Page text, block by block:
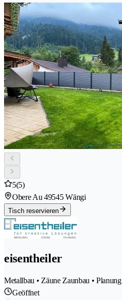
5(5)
Obere Au 49545 Wängi
Tisch reservieren
eisentheiler
Metallbau • Zäune Zaunbau • Planung
Geöffnet